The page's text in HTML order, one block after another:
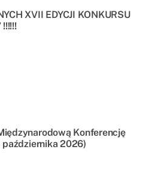
XVII EDYCJI KONKURSU
Konferencję
października 2026)